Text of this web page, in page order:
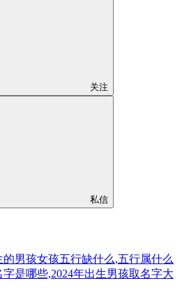
关注
私信
的男孩女孩五行缺什么,五行属什么
是哪些,2024年出生男孩取名字大